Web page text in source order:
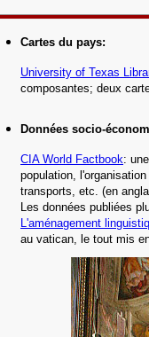
Cartes du pays:
University of Texas
composantes; deux
Données socio-
CIAWorld Factbook:
population,
transports, etc. (en
Les données publiées
L'aménagement
au vatican, le tout mis